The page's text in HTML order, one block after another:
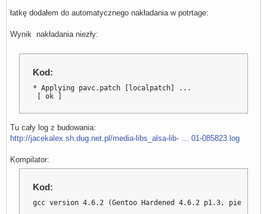
łatkę dodałem do automatycznego nakładania w potrtage:
Wynik nakładania niezły:
Kod:
* Applying pavc.patch [localpatch] ...
[ ok ]
Tu cały log z budowania:
http://jacekalex.sh.dug.net.pl/media-libs_alsa-lib- … 01-085823.log
Kompilator:
Kod:
gcc version 4.6.2 (Gentoo Hardened 4.6.2 p1.3, pie-